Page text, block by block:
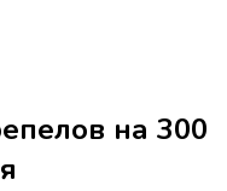
на 300